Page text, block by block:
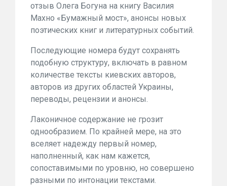
отзыв Олега Богуна на книгу Василия
Махно «Бумажный мост», анонсы новых
поэтических книг и литературных событий.
Последующие номера будут сохранять
подобную структуру, включать в равном
количестве тексты киевских авторов,
авторов из других областей Украины,
переводы, рецензии и анонсы.
Лаконичное содержание не грозит
однообразием. По крайней мере, на это
вселяет надежду первый номер,
наполненный, как нам кажется,
сопоставимыми по уровню, но совершено
разными по интонации текстами.